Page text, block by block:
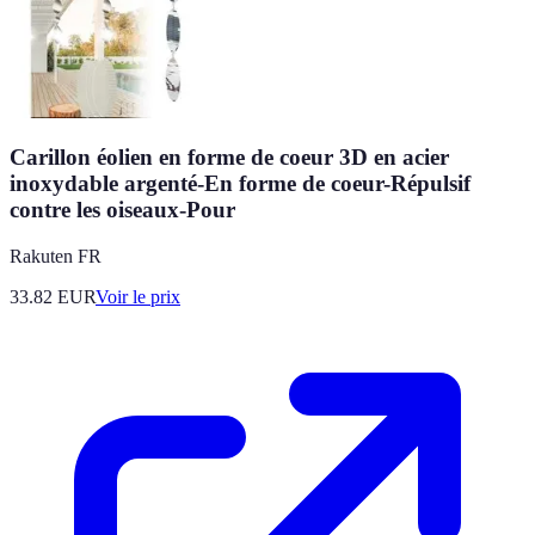
Carillon éolien en forme de coeur 3D en acier
inoxydable argenté-En forme de coeur-Répulsif
contre les oiseaux-Pour
Rakuten FR
33.82 EURVoir le prix